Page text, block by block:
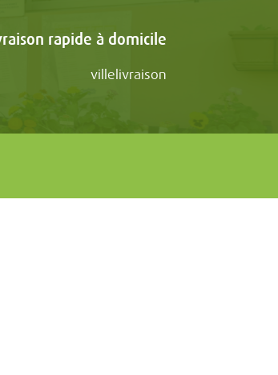
rapide à domicile
villelivraison